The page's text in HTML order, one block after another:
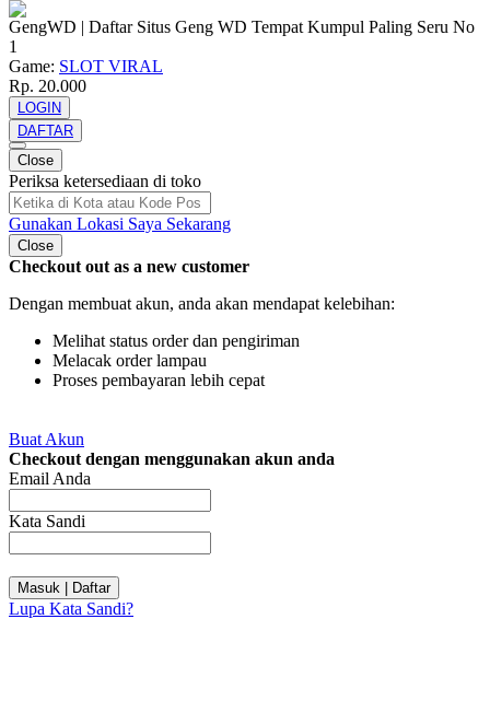
GengWD | Daftar Situs Geng WD Tempat Kumpul Paling Seru No
1
Game: SLOT VIRAL
Rp. 20.000
LOGIN
DAFTAR
Close
Periksa ketersediaan di toko
Gunakan Lokasi Saya Sekarang
Close
Checkout out as a new customer
Dengan membuat akun, anda akan mendapat kelebihan:
Melihat status order dan pengiriman
Melacak order lampau
Proses pembayaran lebih cepat
Buat Akun
Checkout dengan menggunakan akun anda
Email Anda
Kata Sandi
Masuk | Daftar
Lupa Kata Sandi?